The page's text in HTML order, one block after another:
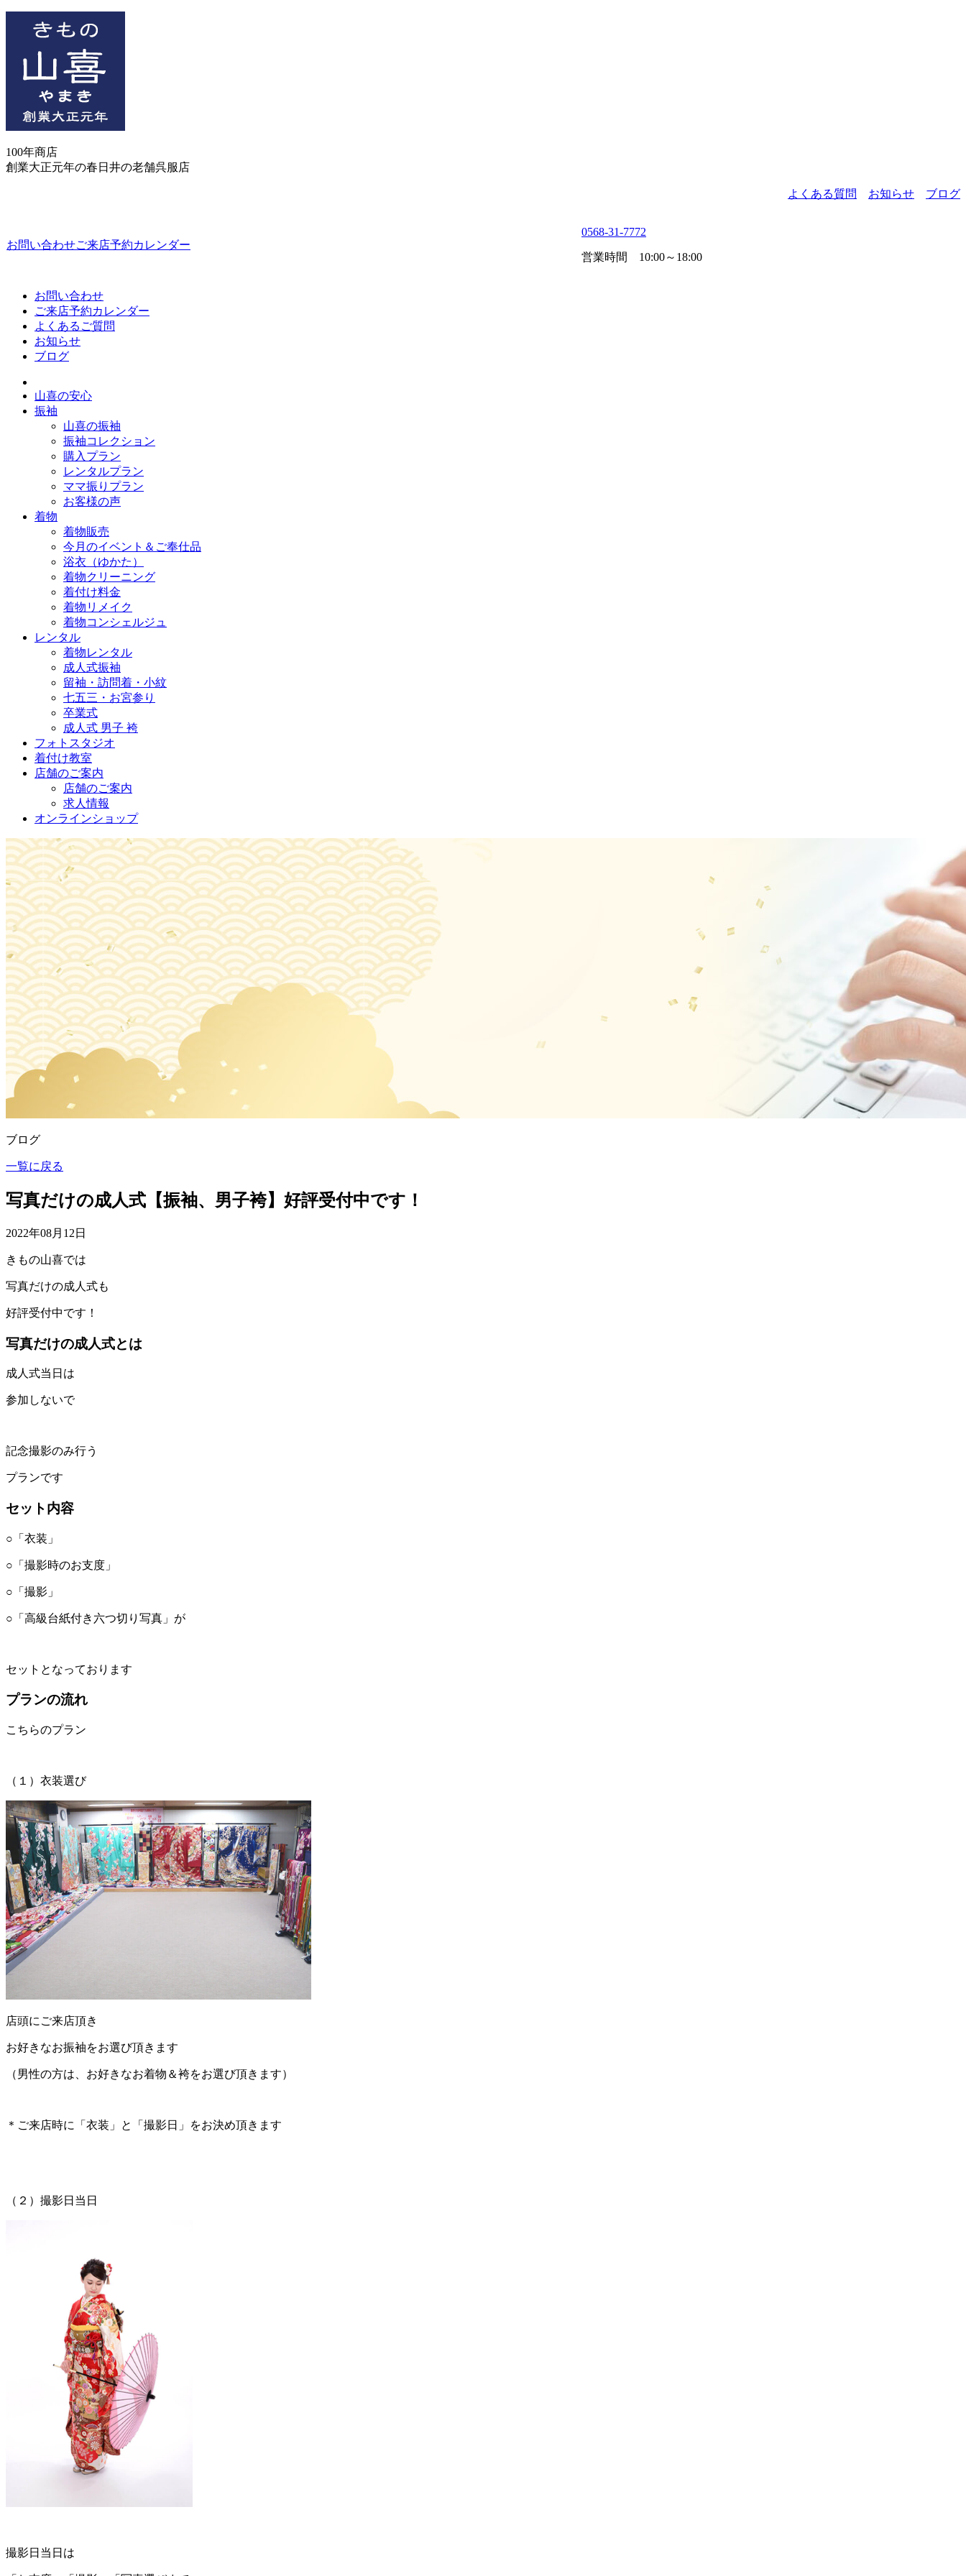
100年商店
創業大正元年の春日井の老舗呉服店
よくある質問 お知らせ ブログ
お問い合わせご来店予約カレンダー
0568-31-7772
営業時間 10:00～18:00
お問い合わせ
ご来店予約カレンダー
よくあるご質問
お知らせ
ブログ
山喜の安心
振袖
山喜の振袖
振袖コレクション
購入プラン
レンタルプラン
ママ振りプラン
お客様の声
着物
着物販売
今月のイベント＆ご奉仕品
浴衣（ゆかた）
着物クリーニング
着付け料金
着物リメイク
着物コンシェルジュ
レンタル
着物レンタル
成人式振袖
留袖・訪問着・小紋
七五三・お宮参り
卒業式
成人式 男子 袴
フォトスタジオ
着付け教室
店舗のご案内
店舗のご案内
求人情報
オンラインショップ
ブログ
一覧に戻る
写真だけの成人式【振袖、男子袴】好評受付中です！
2022年08月12日
きもの山喜では
写真だけの成人式も
好評受付中です！
写真だけの成人式とは
成人式当日は
参加しないで
記念撮影のみ行う
プランです
セット内容
○「衣装」
○「撮影時のお支度」
○「撮影」
○「高級台紙付き六つ切り写真」が
セットとなっております
プランの流れ
こちらのプラン
（１）衣装選び
店頭にご来店頂き
お好きなお振袖をお選び頂きます
（男性の方は、お好きなお着物＆袴をお選び頂きます）
＊ご来店時に「衣装」と「撮影日」をお決め頂きます
（２）撮影日当日
撮影日当日は